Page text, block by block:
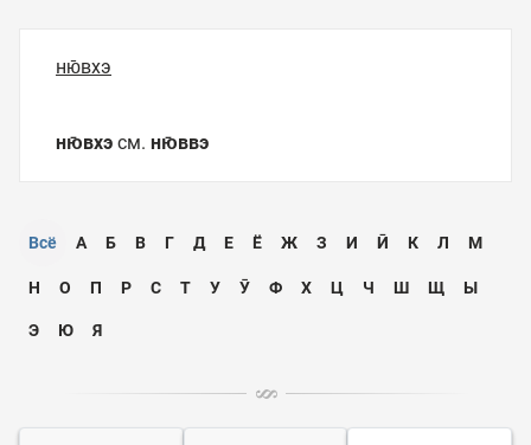
ню̄вхэ
ню̄вхэ см. ню̄ввэ
Всё А Б В Г Д Е Ё Ж З И Ӣ К Л М
Н О П Р С Т У Ӯ Ф Х Ц Ч Ш Щ Ы
Э Ю Я